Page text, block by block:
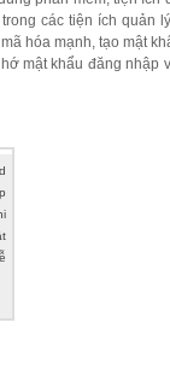
trong các tiện ích quản
hóa mạnh, tạo mật
mật khẩu đăng nhập